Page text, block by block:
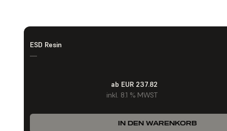
ESD Resin
—
ab EUR 237.82
inkl. 8.1 % MWST
IN DEN WARENKORB